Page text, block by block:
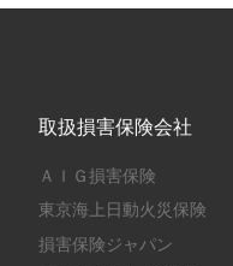
取扱損害保険会社
ＡＩＧ損害保険
東京海上日動火災保険
損害保険ジャパン